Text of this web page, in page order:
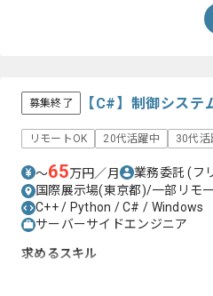
募集終了 【C#】制御シス
リモートOK 20代活躍中 30代活
〜65万円／月 業務委託(フ
国際展示場(東京都)/一部リモ
C++ / Python / C# / Windows
サーバーサイドエンジニア
求めるスキル